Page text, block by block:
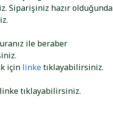
Siparişiniz hazır olduğunda
ile beraber
için linketıklayabilirsiniz.
linketıklayabilirsiniz.